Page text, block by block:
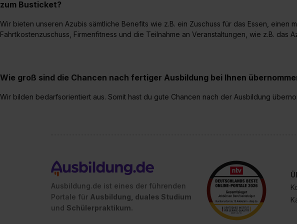
zum Busticket?
Wir bieten unseren Azubis sämtliche Benefits wie z.B. ein Zuschuss für das Essen, einen
Fahrtkostenzuschuss, Firmenfitness und die Teilnahme an Veranstaltungen, wie z.B. das
Wie groß sind die Chancen nach fertiger Ausbildung bei Ihnen
Wir bilden bedarfsorientiert aus. Somit hast du gute Chancen nach der Ausbildung
Ausbildung.de ist eines der führenden
Portale für Ausbildung, duales Studium
und Schülerpraktikum.